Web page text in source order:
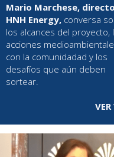
Mario Marchese,
HNH Energy, conversa
los alcances del proyecto,
acciones
con la comunidadad y los
desafíos que aún deben
sortear.